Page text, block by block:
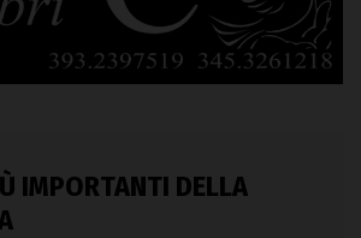
IMPORTANTI DELLA